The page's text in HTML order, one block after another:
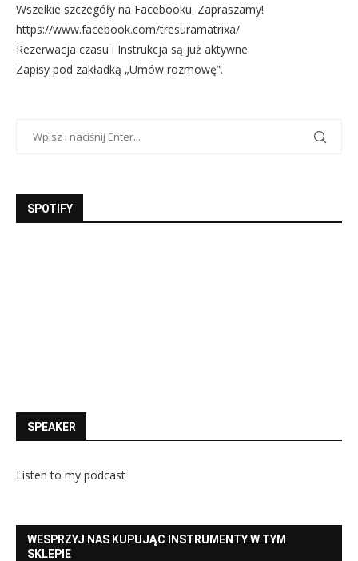
Wszelkie szczegóły na Facebooku. Zapraszamy!
https://www.facebook.com/tresuramatrixa/
Rezerwacja czasu i Instrukcja są już aktywne.
Zapisy pod zakładką „Umów rozmowę”.
SPOTIFY
SPEAKER
Listen to my podcast
WESPRZYJ NAS KUPUJĄC INSTRUMENTY W TYM
SKLEPIE